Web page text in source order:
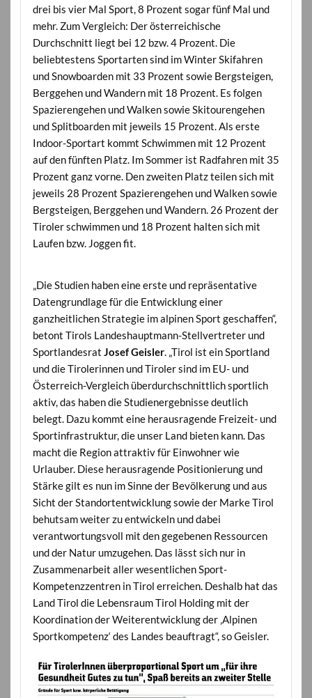
drei bis vier Mal Sport, 8 Prozent sogar fünf Mal und
mehr. Zum Vergleich: Der österreichische
Durchschnitt liegt bei 12 bzw. 4 Prozent. Die
beliebtestens Sportarten sind im Winter Skifahren
und Snowboarden mit 33 Prozent sowie Bergsteigen,
Berggehen und Wandern mit 18 Prozent. Es folgen
Spazierengehen und Walken sowie Skitourengehen
und Splitboarden mit jeweils 15 Prozent. Als erste
Indoor-Sportart kommt Schwimmen mit 12 Prozent
auf den fünften Platz. Im Sommer ist Radfahren mit 35
Prozent ganz vorne. Den zweiten Platz teilen sich mit
jeweils 28 Prozent Spazierengehen und Walken sowie
Bergsteigen, Berggehen und Wandern. 26 Prozent der
Tiroler schwimmen und 18 Prozent halten sich mit
Laufen bzw. Joggen fit.
„Die Studien haben eine erste und repräsentative
Datengrundlage für die Entwicklung einer
ganzheitlichen Strategie im alpinen Sport geschaffen“,
betont Tirols Landeshauptmann-Stellvertreter und
Sportlandesrat Josef Geisler. „Tirol ist ein Sportland
und die Tirolerinnen und Tiroler sind im EU- und
Österreich-Vergleich überdurchschnittlich sportlich
aktiv, das haben die Studienergebnisse deutlich
belegt. Dazu kommt eine herausragende Freizeit- und
Sportinfrastruktur, die unser Land bieten kann. Das
macht die Region attraktiv für Einwohner wie
Urlauber. Diese herausragende Positionierung und
Stärke gilt es nun im Sinne der Bevölkerung und aus
Sicht der Standortentwicklung sowie der Marke Tirol
behutsam weiter zu entwickeln und dabei
verantwortungsvoll mit den gegebenen Ressourcen
und der Natur umzugehen. Das lässt sich nur in
Zusammenarbeit aller wesentlichen Sport-
Kompetenzzentren in Tirol erreichen. Deshalb hat das
Land Tirol die Lebensraum Tirol Holding mit der
Koordination der Weiterentwicklung der ‚Alpinen
Sportkompetenz‘ des Landes beauftragt“, so Geisler.